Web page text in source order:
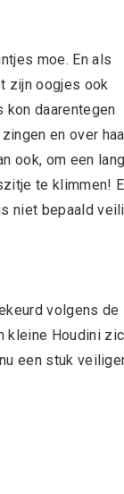
moe. En als
zijn oogjes ook
kon daarentegen
en over
ook, om een lang
te klimmen!
niet bepaald
volgens de
kleine Houdini
een stuk